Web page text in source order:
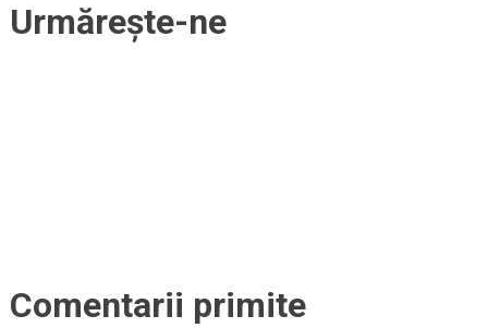
Urmărește-ne
Comentarii primite